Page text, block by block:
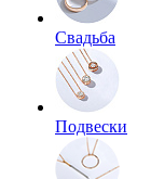
Свадьба
Подвески